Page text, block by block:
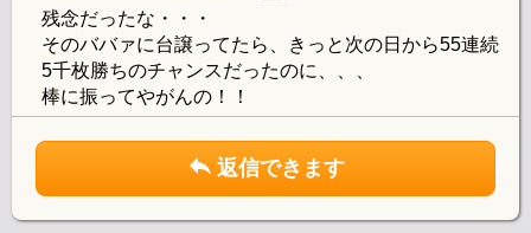
残念だったな・・・
そのババァに台譲ってたら、きっと次の日から55連続
5千枚勝ちのチャンスだったのに、、、
棒に振ってやがんの！！
返信できます